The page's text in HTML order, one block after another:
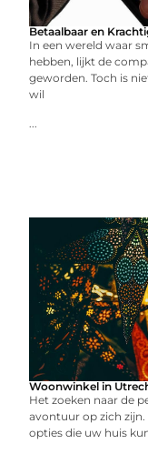
Betaalbaar en
In een wereld waar
hebben, lijkt de
geworden. Toch is
wil
...
Woonwinkel in
Het zoeken naar de
avontuur op zich zijn.
opties die uw huis